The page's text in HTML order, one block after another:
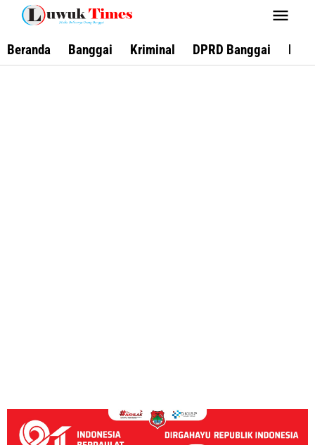
Lewati
konten
Beranda Banggai Kriminal DPRD Banggai